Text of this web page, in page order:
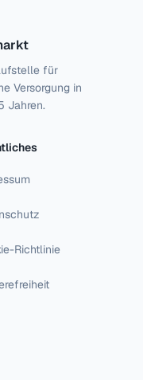
für
Versorgung in
Jahren.
Richtlinie